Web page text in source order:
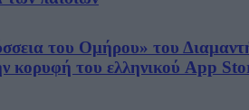
του Ομήρου» του
κορυφή του ελληνικού App